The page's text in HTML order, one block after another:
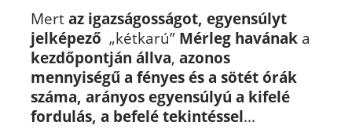
Mert az igazságosságot, egyensúlyt
jelképező „kétkarú” Mérleg havánaka
kezdőpontján állva, azonos
mennyiségű a fényes és a sötét órák
száma, arányos egyensúlyú a kifelé
fordulás, a befelé tekintéssel...